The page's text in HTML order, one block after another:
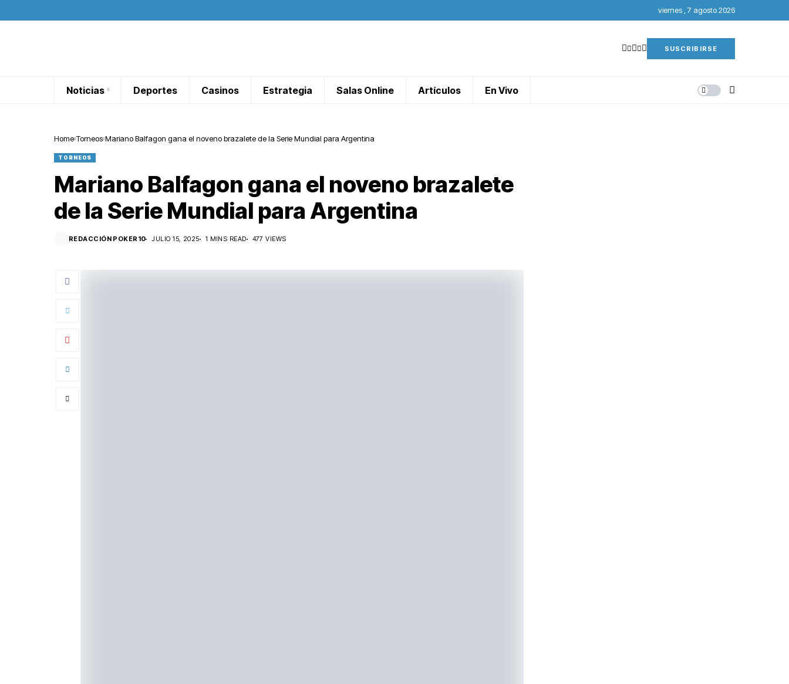
viernes , 7 agosto 2026
SUSCRIBIRSE
Noticias Deportes Casinos Estrategia Salas Online Artículos En Vivo
Home Torneos Mariano Balfagon gana el noveno brazalete de la Serie Mundial para Argentina
TORNEOS
Mariano Balfagon gana el noveno brazalete
de la Serie Mundial para Argentina
REDACCIÓN POKER10 JULIO 15, 2025 1 MINS READ 477 VIEWS